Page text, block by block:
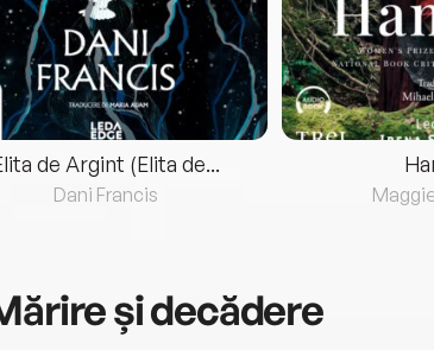
de Argint (Elita de...
Dani Francis
și decădere